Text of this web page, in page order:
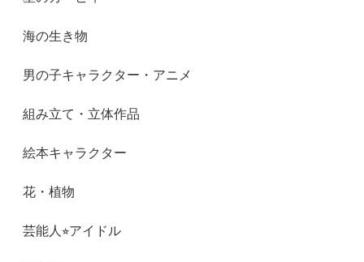
海の生き物
男の子キャラクター・アニメ
組み立て・立体作品
絵本キャラクター
花・植物
芸能人⭐︎アイドル